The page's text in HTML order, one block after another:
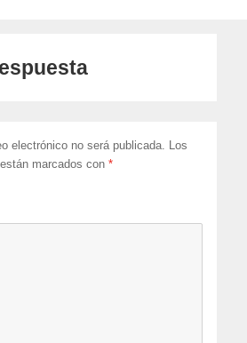
electrónico no será publicada. Los
marcados con*